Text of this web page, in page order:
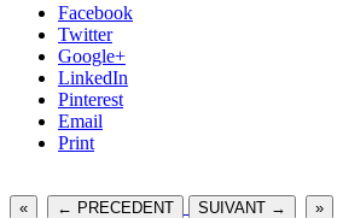
Facebook
Twitter
Google+
LinkedIn
Pinterest
Email
Print
« ← PRECEDENT SUIVANT → »